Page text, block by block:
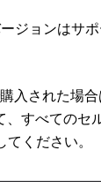
ジョンはサ
入された場
、すべてのセ
ください。